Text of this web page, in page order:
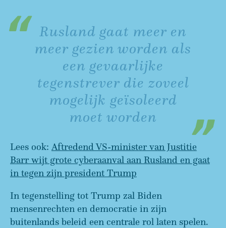
Rusland gaat meer en
meer gezien worden als
een gevaarlijke
tegenstrever die zoveel
mogelijk geïsoleerd
moet worden
Lees ook: Aftredend VS-minister van Justitie
Barr wijt grote cyberaanval aan Rusland en gaat
in tegen zijn president Trump
In tegenstelling tot Trump zal Biden
mensenrechten en democratie in zijn
buitenlands beleid een centrale rol laten spelen.